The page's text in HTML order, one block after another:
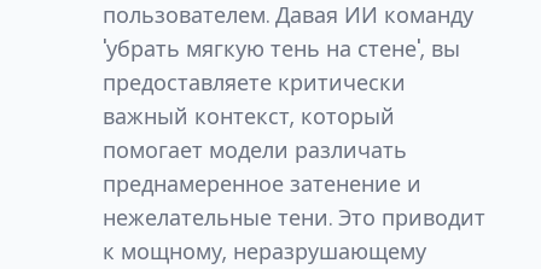
пользователем. Давая ИИ команду
'убрать мягкую тень на стене', вы
предоставляете критически
важный контекст, который
помогает модели различать
преднамеренное затенение и
нежелательные тени. Это приводит
к мощному, неразрушающему